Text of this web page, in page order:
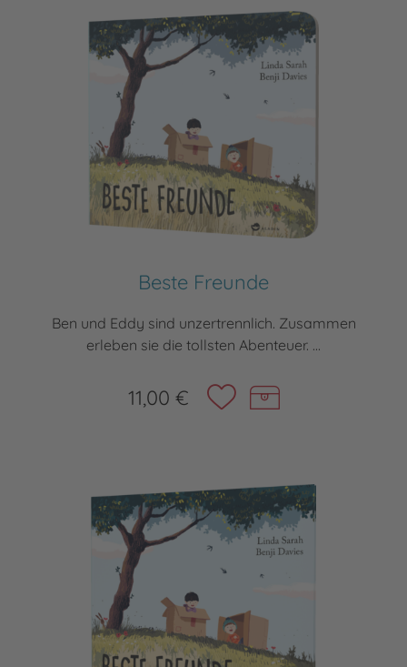
Beste Freunde
Ben und Eddy sind unzertrennlich. Zusammen
erleben sie die tollsten Abenteuer. ...
11,00 €